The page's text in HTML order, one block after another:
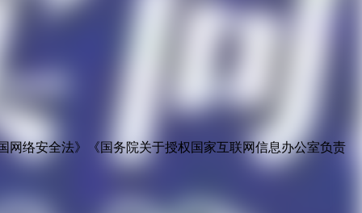
络安全法》《国务院关于授权国家互联网信息办公室负责